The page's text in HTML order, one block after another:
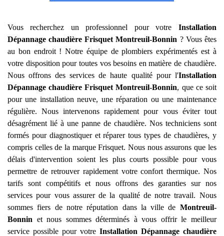
Vous recherchez un professionnel pour votre Installation
Dépannage chaudière Frisquet Montreuil-Bonnin ? Vous êtes
au bon endroit ! Notre équipe de plombiers expérimentés est à
votre disposition pour toutes vos besoins en matière de chaudière.
Nous offrons des services de haute qualité pour l'Installation
Dépannage chaudière Frisquet Montreuil-Bonnin, que ce soit
pour une installation neuve, une réparation ou une maintenance
régulière. Nous intervenons rapidement pour vous éviter tout
désagrément lié à une panne de chaudière. Nos techniciens sont
formés pour diagnostiquer et réparer tous types de chaudières, y
compris celles de la marque Frisquet. Nous nous assurons que les
délais d'intervention soient les plus courts possible pour vous
permettre de retrouver rapidement votre confort thermique. Nos
tarifs sont compétitifs et nous offrons des garanties sur nos
services pour vous assurer de la qualité de notre travail. Nous
sommes fiers de notre réputation dans la ville de Montreuil-
Bonnin et nous sommes déterminés à vous offrir le meilleur
service possible pour votre Installation Dépannage chaudière